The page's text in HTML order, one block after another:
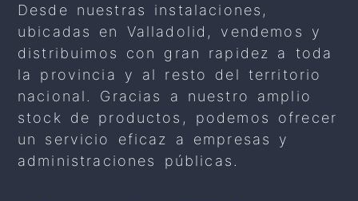
Desde nuestras instalaciones,
ubicadas en Valladolid, vendemos y
distribuimos con gran rapidez a toda
la provincia y al resto del territorio
nacional. Gracias a nuestro amplio
stock de productos, podemos ofrecer
un servicio eficaz a empresas y
administraciones públicas.